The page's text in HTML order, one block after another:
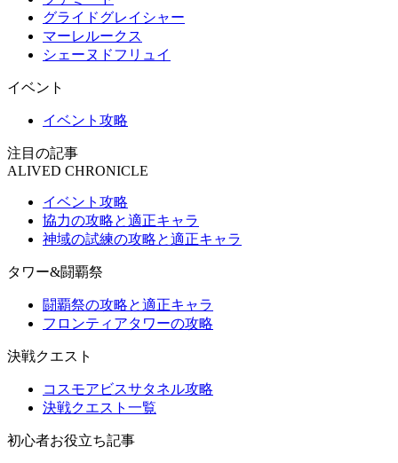
グライドグレイシャー
マーレルークス
シェーヌドフリュイ
イベント
イベント攻略
注目の記事
ALIVED CHRONICLE
イベント攻略
協力の攻略と適正キャラ
神域の試練の攻略と適正キャラ
タワー&闘覇祭
闘覇祭の攻略と適正キャラ
フロンティアタワーの攻略
決戦クエスト
コスモアビスサタネル攻略
決戦クエスト一覧
初心者お役立ち記事